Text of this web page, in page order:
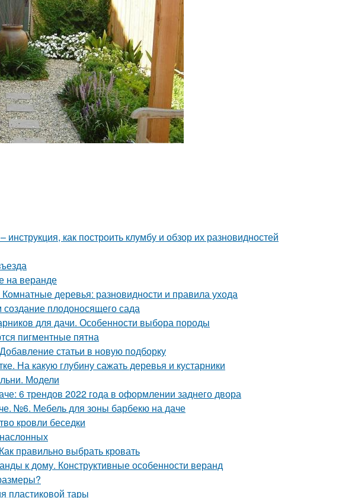
как построить клумбу и обзор их разновидностей
на веранде
деревья: разновидности и правила ухода
создание плодоносящего сада
для дачи. Особенности выбора породы
пигментные пятна
статьи в новую подборку
На какую глубину сажать деревья и кустарники
Модели
6 трендов 2022 года в оформлении заднего двора
№6. Мебель для зоны барбекю на даче
кровли беседки
правильно выбрать кровать
к дому. Конструктивные особенности веранд
пластиковой тары